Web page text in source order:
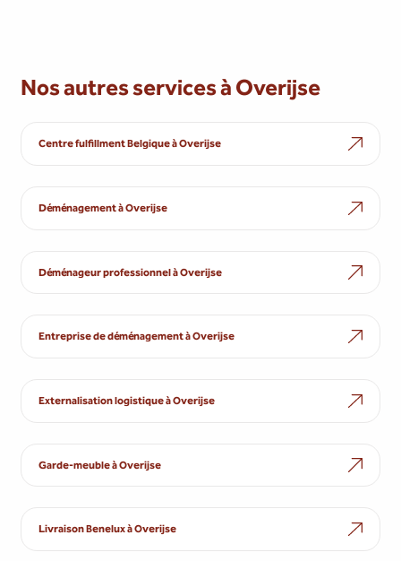
Nos autres services à Overijse
Centre fulfillment Belgique à Overijse
Déménagement à Overijse
Déménageur professionnel à Overijse
Entreprise de déménagement à Overijse
Externalisation logistique à Overijse
Garde-meuble à Overijse
Livraison Benelux à Overijse